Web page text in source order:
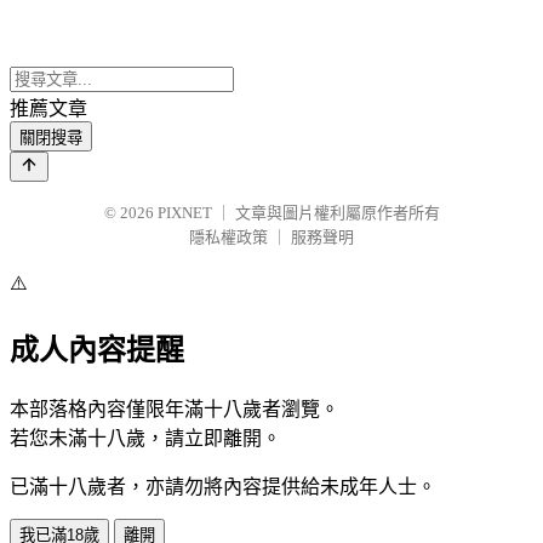
推薦文章
關閉搜尋
© 2026 PIXNET
文章與圖片權利屬原作者所有
隱私權政策
服務聲明
⚠️
成人內容提醒
本部落格內容僅限年滿十八歲者瀏覽。
若您未滿十八歲，請立即離開。
已滿十八歲者，亦請勿將內容提供給未成年人士。
我已滿18歲 離開